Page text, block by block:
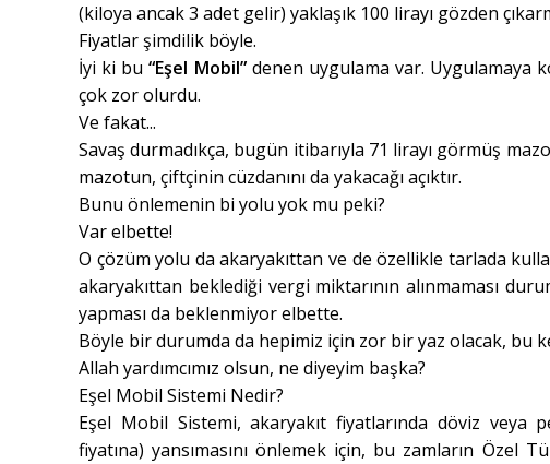
(kiloya ancak 3 adet gelir) yaklaşık 100 lirayı gözden
Fiyatlar şimdilik böyle.
İyi ki bu“Eşel Mobil”denen uygulama var. Uygulamaya
çok zor olurdu.
Ve fakat...
Savaş durmadıkça, bugün itibarıyla 71 lirayı görmüş
mazotun, çiftçinin cüzdanını da yakacağı açıktır.
Bunu önlemenin bi yolu yok mu peki?
Var elbette!
O çözüm yolu da akaryakıttan ve de özellikle tarlada
akaryakıttan beklediği vergi miktarının alınmaması
yapması da beklenmiyor elbette.
Böyle bir durumda da hepimiz için zor bir yaz olacak, bu
Allah yardımcımız olsun, ne diyeyim başka?
Eşel Mobil Sistemi Nedir?
Eşel Mobil Sistemi, akaryakıt fiyatlarında döviz veya
fiyatına) yansımasını önlemek için, bu zamların